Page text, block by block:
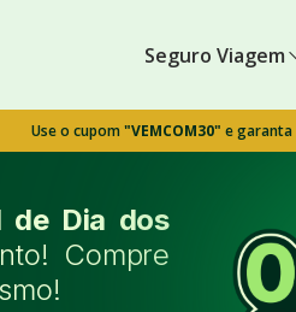
Seguro Viagem
Use o cupom"VEMCOM30" e garanta
de Dia dos
Compre